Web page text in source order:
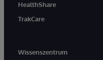
HealthShare
TrakCare
Wissenszentrum